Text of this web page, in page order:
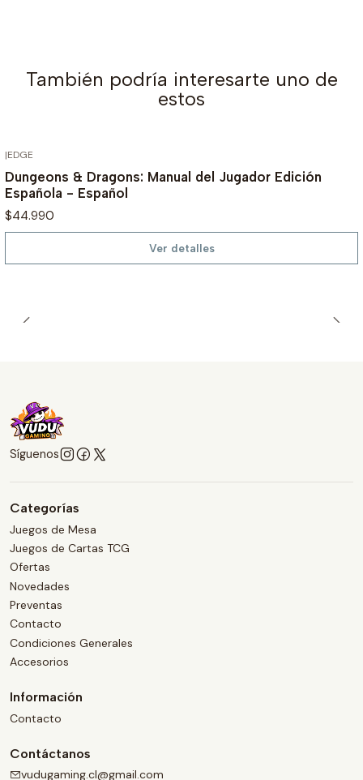
También podría interesarte uno de
estos
|EDGE
Dungeons & Dragons: Manual del Jugador Edición
Española - Español
$44.990
Ver detalles
Síguenos
Categorías
Juegos de Mesa
Juegos de Cartas TCG
Ofertas
Novedades
Preventas
Contacto
Condiciones Generales
Accesorios
Información
Contacto
Contáctanos
vudugaming.cl@gmail.com